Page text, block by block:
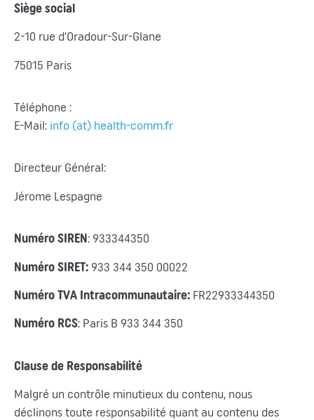
Siège social
2-10 rue d’Oradour-Sur-Glane
75015 Paris
Téléphone :
E-Mail: info (at) health-comm.fr
Directeur Général:
Jérome Lespagne
Numéro SIREN: 933344350
Numéro SIRET: 933 344 350 00022
Numéro TVA Intracommunautaire: FR22933344350
Numéro RCS: Paris B 933 344 350
Clause de Responsabilité
Malgré un contrôle minutieux du contenu, nous
déclinons toute responsabilité quant au contenu des